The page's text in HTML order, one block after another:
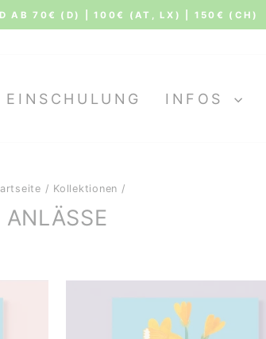
Pause
AB 70€ (D) | 100€ (AT, LX) | 150€ (CH)
EINSCHULUNG INFOS
/ Kollektionen /
ANLÄSSE